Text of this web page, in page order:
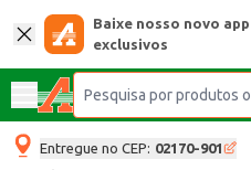
Baixe nosso novo
exclusivos
Entregue no CEP: 02170-901